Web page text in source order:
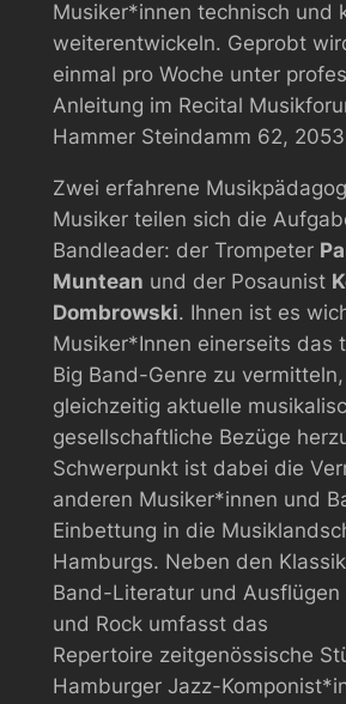
Musiker*innen technisch und
weiterentwickeln. Geprobt
einmal pro Woche unter
Anleitung im Recital
Hammer Steindamm 62,
Zwei erfahrene
Musiker teilen sich die
Bandleader: der Trompeter
Muntean und der Posaunist
Dombrowski. Ihnen ist es
Musiker*Innen einerseits das
Big Band-Genre zu
gleichzeitig aktuelle
gesellschaftliche Bezüge
Schwerpunkt ist dabei die
anderen Musiker*innen und
Einbettung in die
Hamburgs. Neben den
Band-Literatur und Ausflügen
und Rock umfasst das
Repertoire zeitgenössische
Hamburger Jazz-